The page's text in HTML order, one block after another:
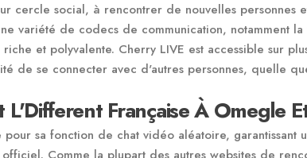
cercle social, à rencontrer de nouvelles personnes
variété de codecs de communication, notamment
et polyvalente. Cherry LIVE est accessible sur
de se connecter avec d'autres personnes, quelle
L'Different Française À Omegle
sa fonction de chat vidéo aléatoire, garantissant